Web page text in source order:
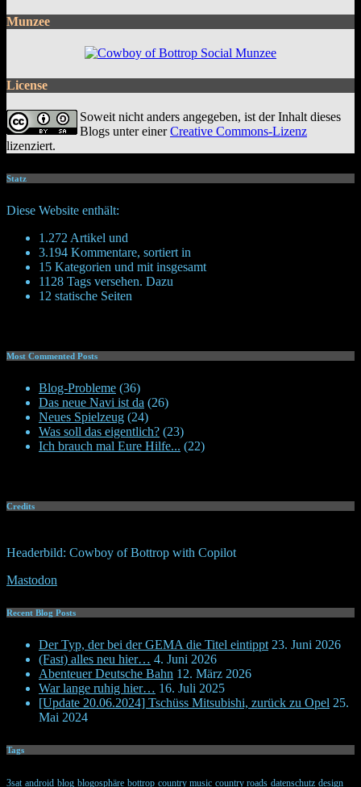
Munzee
License
Soweit nicht anders angegeben, ist der Inhalt dieses
Blogs unter einerCreative Commons-Lizenz
lizenziert.
Statz
Diese Website enthält:
1.272 Artikel und
3.194 Kommentare, sortiert in
15 Kategorien und mit insgesamt
1128 Tags versehen. Dazu
12 statische Seiten
Most Commented Posts
Blog-Probleme (36)
Das neue Navi ist da (26)
Neues Spielzeug (24)
Was soll das eigentlich? (23)
Ich brauch mal Eure Hilfe... (22)
Credits
Headerbild: Cowboy of Bottrop with Copilot
Mastodon
Recent Blog Posts
Der Typ, der bei der GEMA die Titel eintippt 23. Juni 2026
(Fast) alles neu hier… 4. Juni 2026
Abenteuer Deutsche Bahn 12. März 2026
War lange ruhig hier… 16. Juli 2025
[Update 20.06.2024] Tschüss Mitsubishi, zurück zu Opel 25.
Mai 2024
Tags
3sat android blog blogosphäre bottrop country music country roads datenschutz design